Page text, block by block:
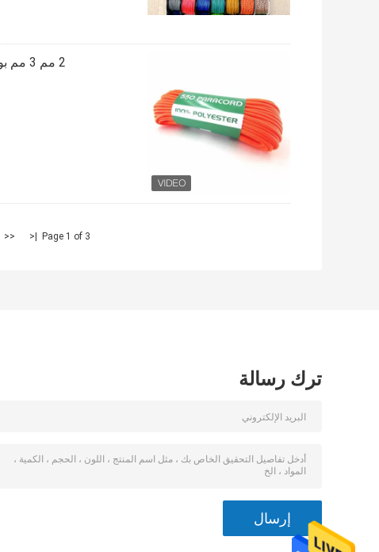
2 مم 3 مم بوليستر 550 باراكورد حبل 100 قدم للمشي في حالات الطوارئ
Page 1 of 3
|<
<<
ترك رسالة